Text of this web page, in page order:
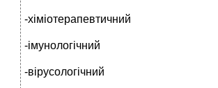
-хіміотерапевтичний
-імунологічний
-вірусологічний